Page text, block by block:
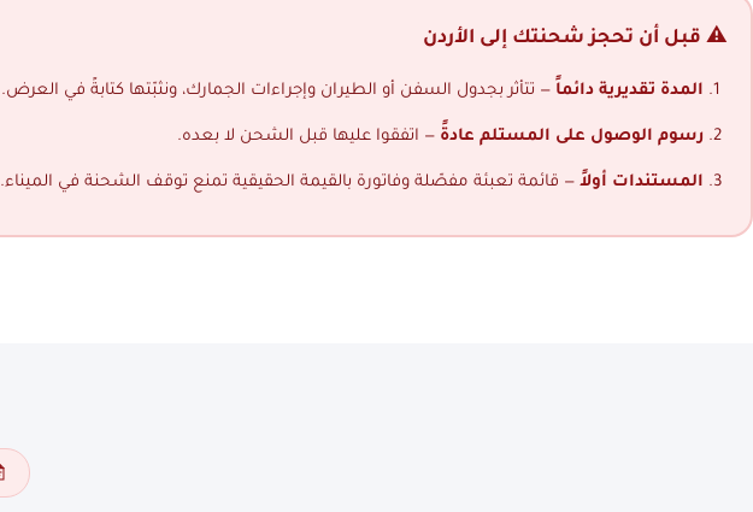
⚠️ قبل أن تحجز شحنتك إلى الأردن
المدة تقديرية دائماً — تتأثر بجدول السفن أو الطيران وإجراءات الجمارك، ونثبّتها كتابةً في العرض.
رسوم الوصول على المستلم عادةً — اتفقوا عليها قبل الشحن لا بعده.
المستندات أولاً — قائمة تعبئة مفصّلة وفاتورة بالقيمة الحقيقية تمنع توقف الشحنة في الميناء.